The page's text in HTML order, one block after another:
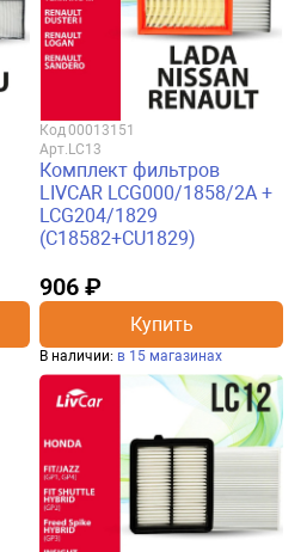
Код00013151
Арт. LC13
Комплект фильтров
LIVCAR LCG000/1858/2A +
LCG204/1829
(C18582+CU1829)
906 ₽
Купить
В наличии: в 15 магазинах